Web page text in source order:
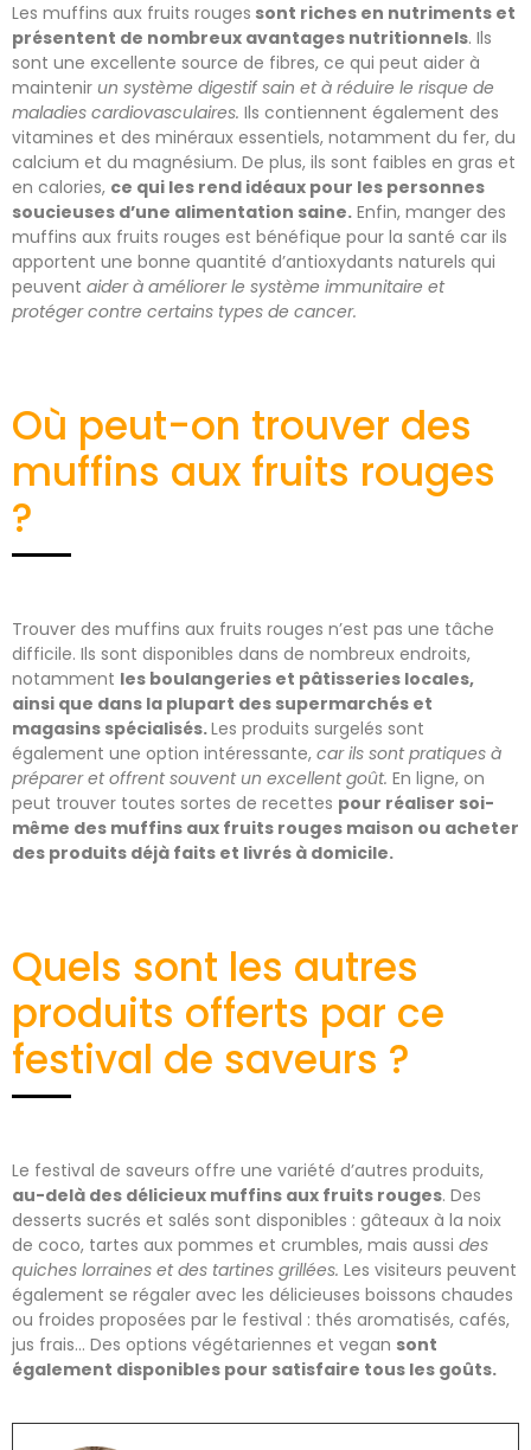
Les muffins aux fruits rouges sont riches en nutriments et
présentent de nombreux avantages nutritionnels. Ils
sont une excellente source de fibres, ce qui peut aider à
maintenir un système digestif sain et à réduire le risque de
maladies cardiovasculaires. Ils contiennent également des
vitamines et des minéraux essentiels, notamment du fer, du
calcium et du magnésium. De plus, ils sont faibles en gras et
en calories, ce qui les rend idéaux pour les personnes
soucieuses d’une alimentation saine. Enfin, manger des
muffins aux fruits rouges est bénéfique pour la santé car ils
apportent une bonne quantité d’antioxydants naturels qui
peuvent aider à améliorer le système immunitaire et
protéger contre certains types de cancer.
Où peut-on trouver des
muffins aux fruits rouges
?
Trouver des muffins aux fruits rouges n’est pas une tâche
difficile. Ils sont disponibles dans de nombreux endroits,
notamment les boulangeries et pâtisseries locales,
ainsi que dans la plupart des supermarchés et
magasins spécialisés.Les produits surgelés sont
également une option intéressante, car ils sont pratiques à
préparer et offrent souvent un excellent goût. En ligne, on
peut trouver toutes sortes de recettes pour réaliser soi-
même des muffins aux fruits rouges maison ou acheter
des produits déjà faits et livrés à domicile.
Quels sont les autres
produits offerts par ce
festival de saveurs ?
Le festival de saveurs offre une variété d’autres produits,
au-delà des délicieux muffins aux fruits rouges. Des
desserts sucrés et salés sont disponibles : gâteaux à la noix
de coco, tartes aux pommes et crumbles, mais aussi des
quiches lorraines et des tartines grillées. Les visiteurs peuvent
également se régaler avec les délicieuses boissons chaudes
ou froides proposées par le festival : thés aromatisés, cafés,
jus frais… Des options végétariennes et vegan sont
également disponibles pour satisfaire tous les goûts.